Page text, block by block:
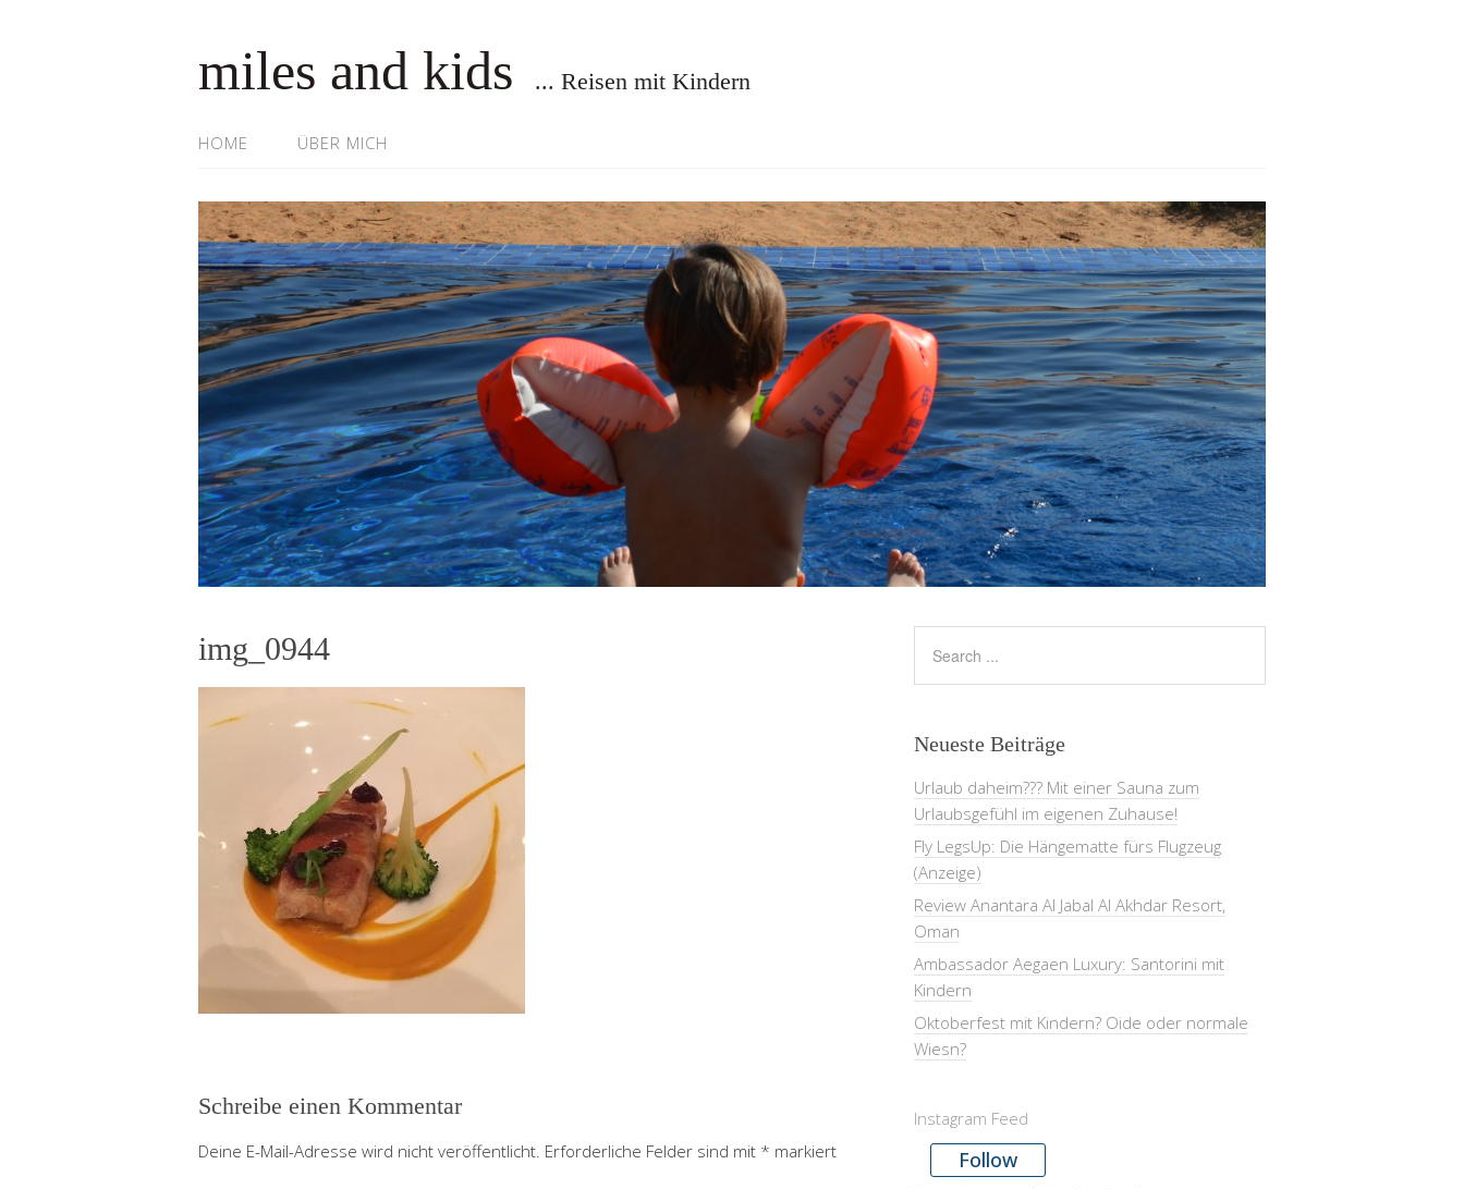
miles and kids ... Reisen mit Kindern
HOME ÜBER MICH
img_0944
Schreibe einen Kommentar
Deine E-Mail-Adresse wird nicht veröffentlicht. Erforderliche Felder sind mit * markiert
Neueste Beiträge
Urlaub daheim??? Mit einer Sauna zum
Urlaubsgefühl im eigenen Zuhause!
Fly LegsUp: Die Hängematte fürs Flugzeug
(Anzeige)
Review Anantara Al Jabal Al Akhdar Resort,
Oman
Ambassador Aegaen Luxury: Santorini mit
Kindern
Oktoberfest mit Kindern? Oide oder normale
Wiesn?
Instagram Feed
Follow